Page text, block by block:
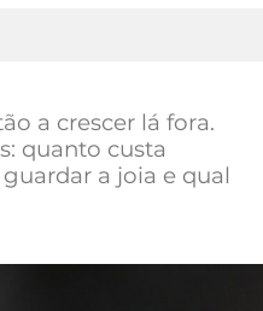
a crescer lá fora.
quanto custa
a joia e qual